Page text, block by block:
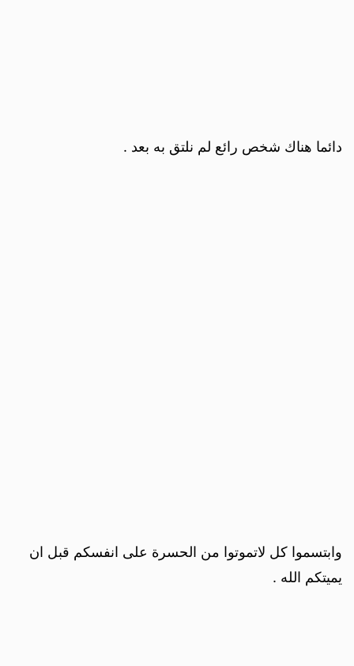
دائما هناك شخص رائع لم نلتق به بعد .
وابتسموا كل لاتموتوا من الحسرة على انفسكم قبل ان
يميتكم الله .